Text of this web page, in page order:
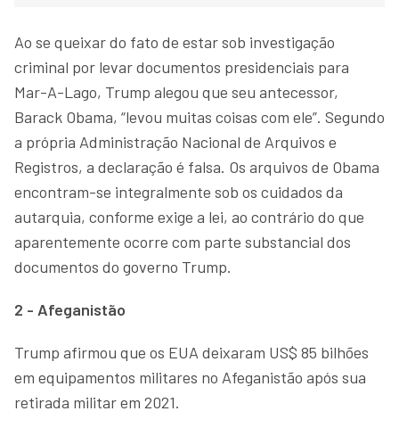
Ao se queixar do fato de estar sob investigação
criminal por levar documentos presidenciais para
Mar-A-Lago, Trump alegou que seu antecessor,
Barack Obama, “levou muitas coisas com ele”. Segundo
a própria Administração Nacional de Arquivos e
Registros, a declaração é falsa. Os arquivos de Obama
encontram-se integralmente sob os cuidados da
autarquia, conforme exige a lei, ao contrário do que
aparentemente ocorre com parte substancial dos
documentos do governo Trump.
2 - Afeganistão
Trump afirmou que os EUA deixaram US$ 85 bilhões
em equipamentos militares no Afeganistão após sua
retirada militar em 2021.